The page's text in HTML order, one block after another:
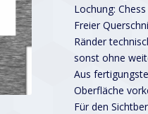
Lochung:
Freier
Ränder
sonst ohne
Aus
Oberfläche
Für den